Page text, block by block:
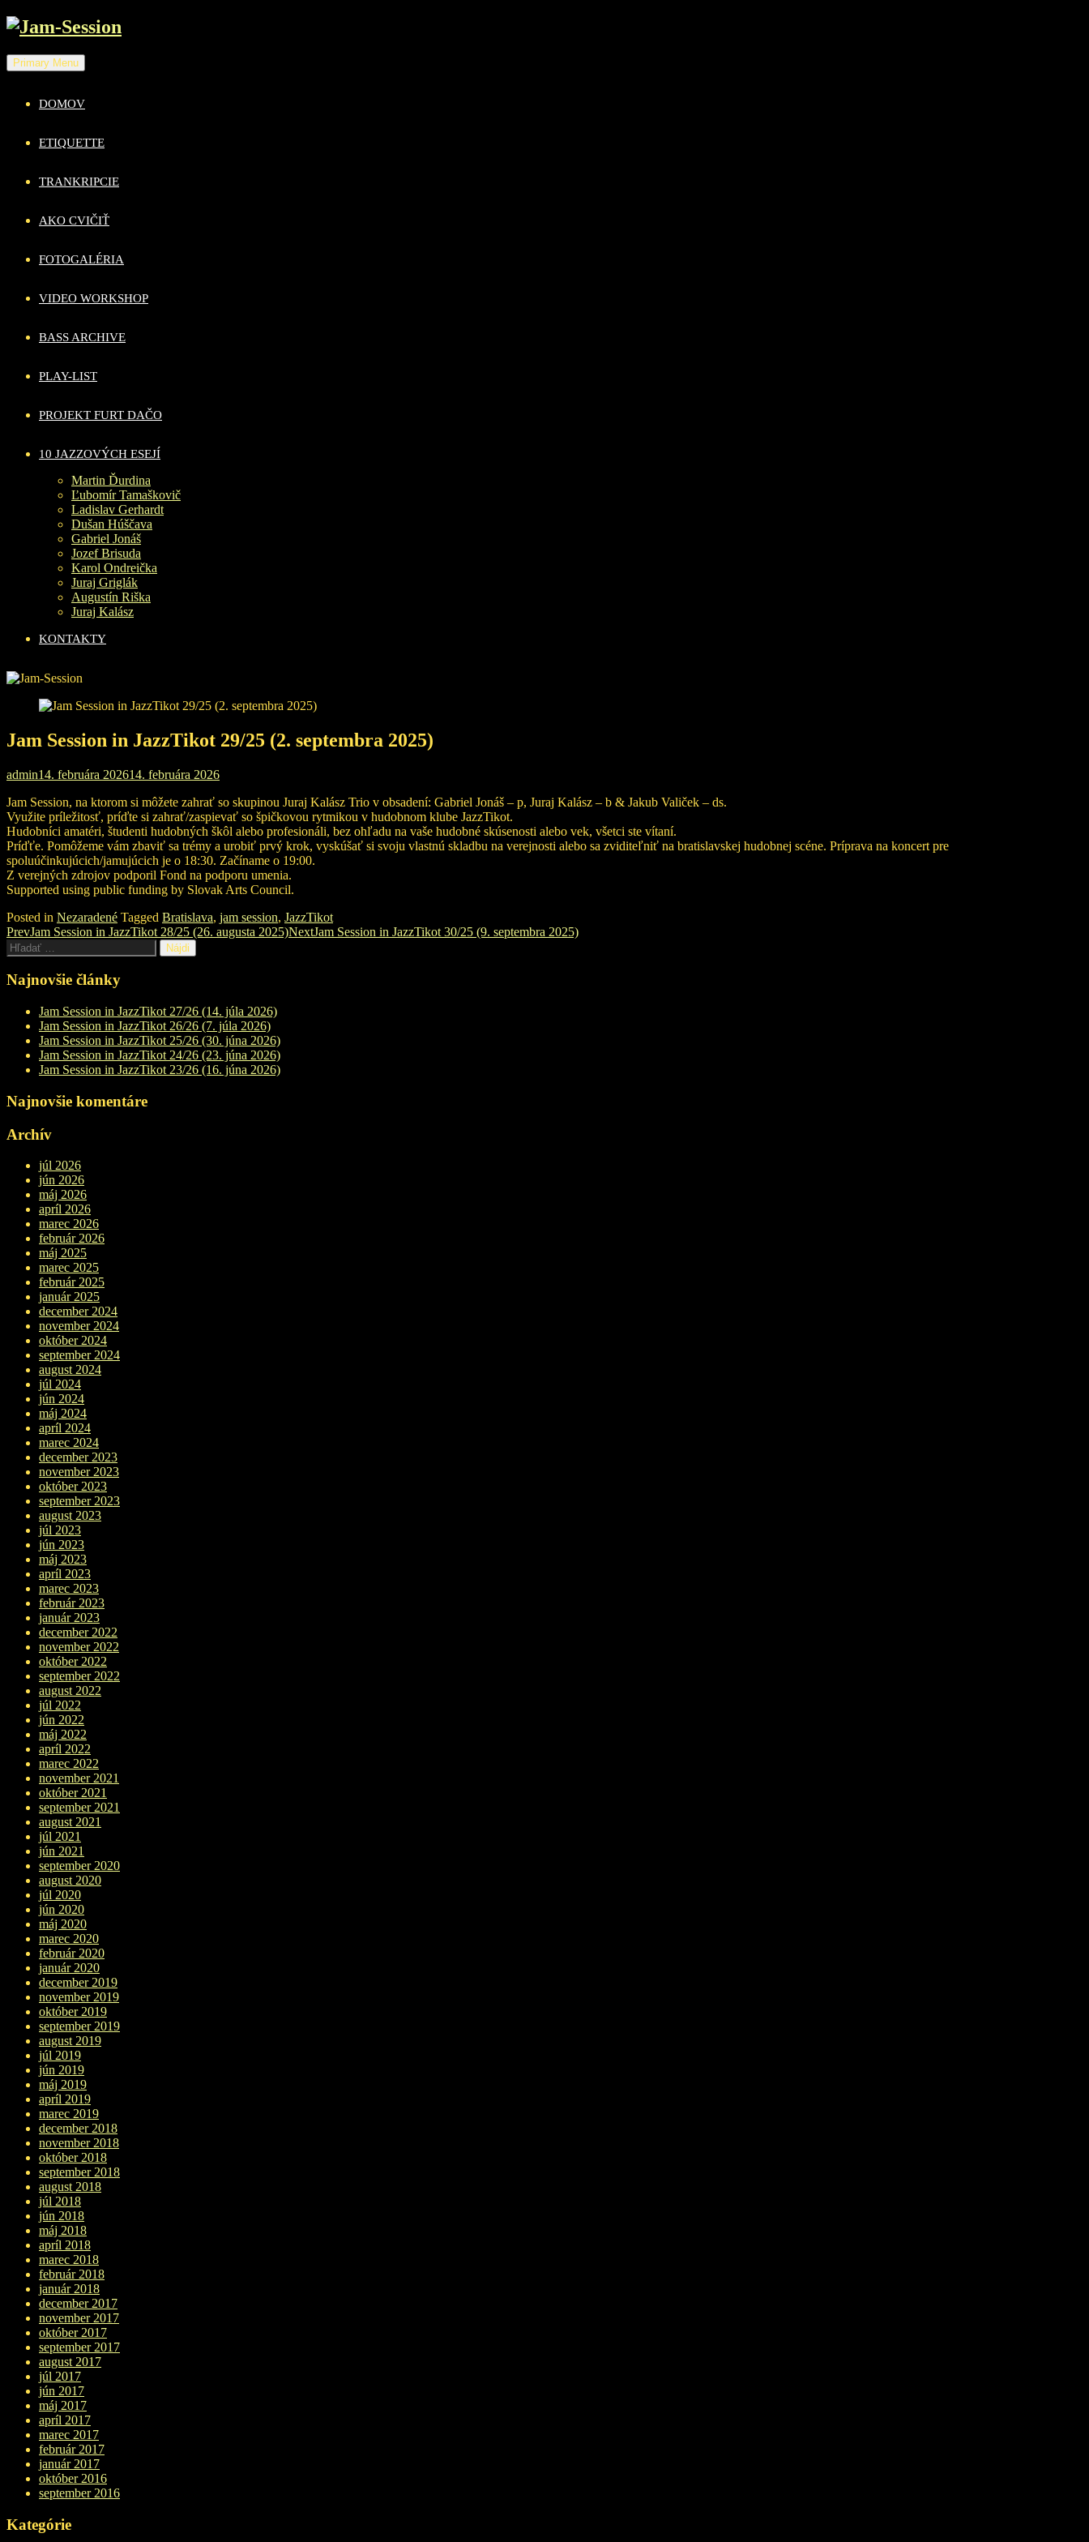
Skip
content
Primary Menu
DOMOV
ETIQUETTE
TRANKRIPCIE
AKO CVIČIŤ
FOTOGALÉRIA
VIDEO WORKSHOP
BASS ARCHIVE
PLAY-LIST
PROJEKT FURT DAČO
10 JAZZOVÝCH ESEJÍ
Martin Ďurdina
Ľubomír Tamaškovič
Ladislav Gerhardt
Dušan Húščava
Gabriel Jonáš
Jozef Brisuda
Karol Ondreička
Juraj Griglák
Augustín Riška
Juraj Kalász
KONTAKTY
Jam Session in JazzTikot 29/25 (2. septembra 2025)
admin14. februára 202614. februára 2026
Jam Session, na ktorom si môžete zahrať so skupinou Juraj Kalász Trio v obsadení: Gabriel Jonáš – p, Juraj Kalász – b & Jakub Valiček – ds.
Využite príležitosť, príďte si zahrať/zaspievať so špičkovou rytmikou v hudobnom klube JazzTikot.
Hudobníci amatéri, študenti hudobných škôl alebo profesionáli, bez ohľadu na vaše hudobné skúsenosti alebo vek, všetci ste vítaní.
Príďťe. Pomôžeme vám zbaviť sa trémy a urobiť prvý krok, vyskúšať si svoju vlastnú skladbu na verejnosti alebo sa zviditeľniť na bratislavskej hudobnej scéne. Príprava na koncert pre
spoluúčinkujúcich/jamujúcich je o 18:30. Začíname o 19:00.
Z verejných zdrojov podporil Fond na podporu umenia.
Supported using public funding by Slovak Arts Council.
Posted in Nezaradené Tagged Bratislava, jam session, JazzTikot
Post
navigation
PrevJam Session in JazzTikot 28/25 (26. augusta 2025)NextJam Session in JazzTikot 30/25 (9. septembra 2025)
Hľadať:
Najnovšie články
Jam Session in JazzTikot 27/26 (14. júla 2026)
Jam Session in JazzTikot 26/26 (7. júla 2026)
Jam Session in JazzTikot 25/26 (30. júna 2026)
Jam Session in JazzTikot 24/26 (23. júna 2026)
Jam Session in JazzTikot 23/26 (16. júna 2026)
Najnovšie komentáre
Archív
júl 2026
jún 2026
máj 2026
apríl 2026
marec 2026
február 2026
máj 2025
marec 2025
február 2025
január 2025
december 2024
november 2024
október 2024
september 2024
august 2024
júl 2024
jún 2024
máj 2024
apríl 2024
marec 2024
december 2023
november 2023
október 2023
september 2023
august 2023
júl 2023
jún 2023
máj 2023
apríl 2023
marec 2023
február 2023
január 2023
december 2022
november 2022
október 2022
september 2022
august 2022
júl 2022
jún 2022
máj 2022
apríl 2022
marec 2022
november 2021
október 2021
september 2021
august 2021
júl 2021
jún 2021
september 2020
august 2020
júl 2020
jún 2020
máj 2020
marec 2020
február 2020
január 2020
december 2019
november 2019
október 2019
september 2019
august 2019
júl 2019
jún 2019
máj 2019
apríl 2019
marec 2019
december 2018
november 2018
október 2018
september 2018
august 2018
júl 2018
jún 2018
máj 2018
apríl 2018
marec 2018
február 2018
január 2018
december 2017
november 2017
október 2017
september 2017
august 2017
júl 2017
jún 2017
máj 2017
apríl 2017
marec 2017
február 2017
január 2017
október 2016
september 2016
Kategórie